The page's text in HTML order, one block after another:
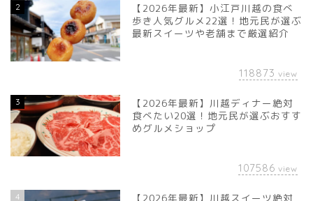
2
【2026年最新】小江戸川越の食べ
歩き人気グルメ22選！地元民が選ぶ
最新スイーツや老舗まで厳選紹介
118873 view
3
【2026年最新】川越ディナー絶対
食べたい20選！地元民が選ぶおすす
めグルメショップ
107586 view
4 【2026年最新】川越スイーツ絶対